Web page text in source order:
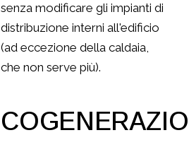
senza modificare gli impianti di
distribuzione interni all'edificio
(ad eccezione della caldaia,
che non serve più).